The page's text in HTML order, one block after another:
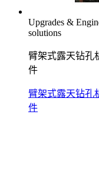
Upgrades &
solutions
臂架式露天钻孔
件
臂架式露天钻孔
件